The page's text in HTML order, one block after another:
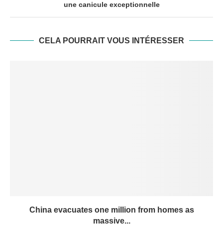
une canicule exceptionnelle
CELA POURRAIT VOUS INTÉRESSER
China evacuates one million from homes as
massive...